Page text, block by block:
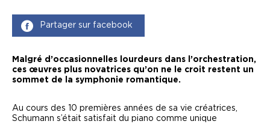
Partager sur facebook
Malgré d’occasionnelles lourdeurs dans l’orchestration,
ces œuvres plus novatrices qu’on ne le croit restent un
sommet de la symphonie romantique.
Au cours des 10 premières années de sa vie créatrices,
Schumann s’était satisfait du piano comme unique